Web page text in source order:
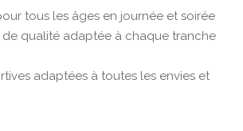
tous les âges en journée et soirée
de qualité adaptée à chaque tranche
adaptées à toutes les envies et